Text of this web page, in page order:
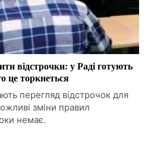
відстрочки: у Раді готують
це торкнеться
перегляд відстрочок для
зміни правил
немає.